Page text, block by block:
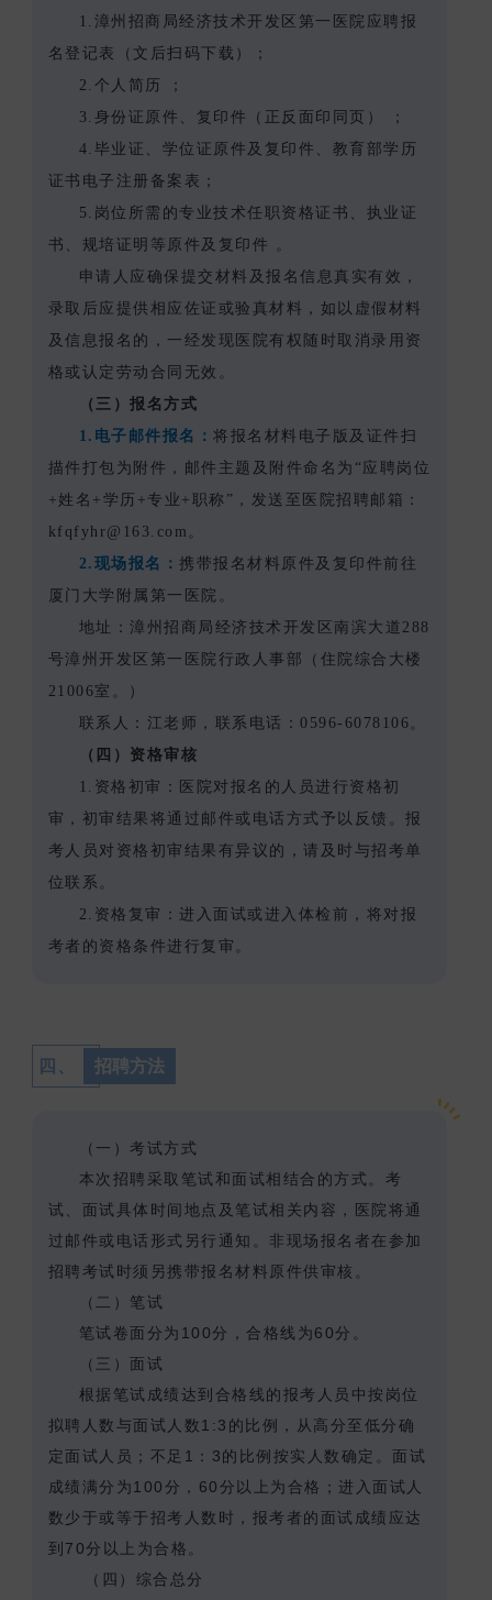
1.漳州招商局经济技术开发区第一医院应聘报
名登记表（文后扫码下载）；
2.个人简历 ；
3.身份证原件、复印件（正反面印同页） ；
4.毕业证、学位证原件及复印件、教育部学历
证书电子注册备案表；
5.岗位所需的专业技术任职资格证书、执业证
书、规培证明等原件及复印件 。
申请人应确保提交材料及报名信息真实有效，
录取后应提供相应佐证或验真材料，如以虚假材料
及信息报名的，一经发现医院有权随时取消录用资
格或认定劳动合同无效。
（三）报名方式
1.电子邮件报名：将报名材料电子版及证件扫
描件打包为附件，邮件主题及附件命名为“应聘岗位
+姓名+学历+专业+职称”，发送至医院招聘邮箱：
kfqfyhr@163.com。
2.现场报名：携带报名材料原件及复印件前往
厦门大学附属第一医院。
地址：漳州招商局经济技术开发区南滨大道288
号漳州开发区第一医院行政人事部（住院综合大楼
21006室。）
联系人：江老师，联系电话：0596-6078106。
（四）资格审核
1.资格初审：医院对报名的人员进行资格初
审，初审结果将通过邮件或电话方式予以反馈。报
考人员对资格初审结果有异议的，请及时与招考单
位联系。
2.资格复审：进入面试或进入体检前，将对报
考者的资格条件进行复审。
四、 招聘方法
（一）考试方式
本次招聘采取笔试和面试相结合的方式。 考
试、面试具体时间地点及笔试相关内容，医院将通
过邮件或 电话形式另行通知。非现场报名者在参加
招聘考试时须另携带报名材料原件供审核。
（二）笔试
笔试卷面分为100分，合格线为60分。
（三）面试
根据笔试成绩达到合格线的报考人员中按岗位
拟聘人数与面试人数1:3的比例，从高分至低分确
定面试人员；不足1：3的比例按实人数确定。面试
成绩满分为100分，60分以上为合格；进入面试人
数少于或等于招考人数时，报考者的面试成绩应达
到70分以上为合格。
（四）综合总分